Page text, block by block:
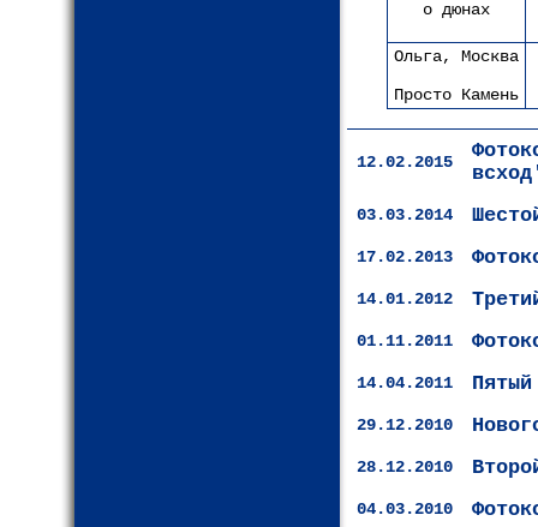
о дюнах
Ольга, Москва
Просто Камень
12.02.2015
03.03.2014
17.02.2013
14.01.2012
01.11.2011
14.04.2011
29.12.2010
28.12.2010
04.03.2010